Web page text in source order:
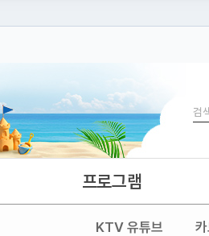
메인 주소를 확인해 보세요
프로그램
KTV 유튜브